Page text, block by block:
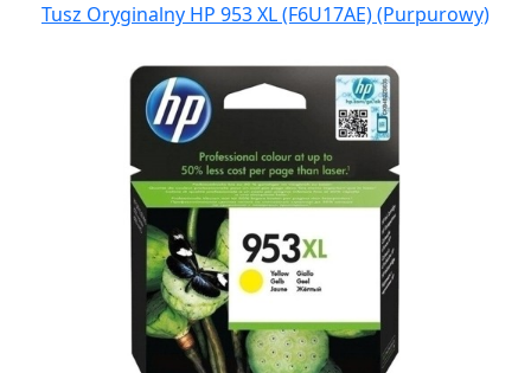
Tusz Oryginalny HP 953 XL (F6U17AE) (Purpurowy)